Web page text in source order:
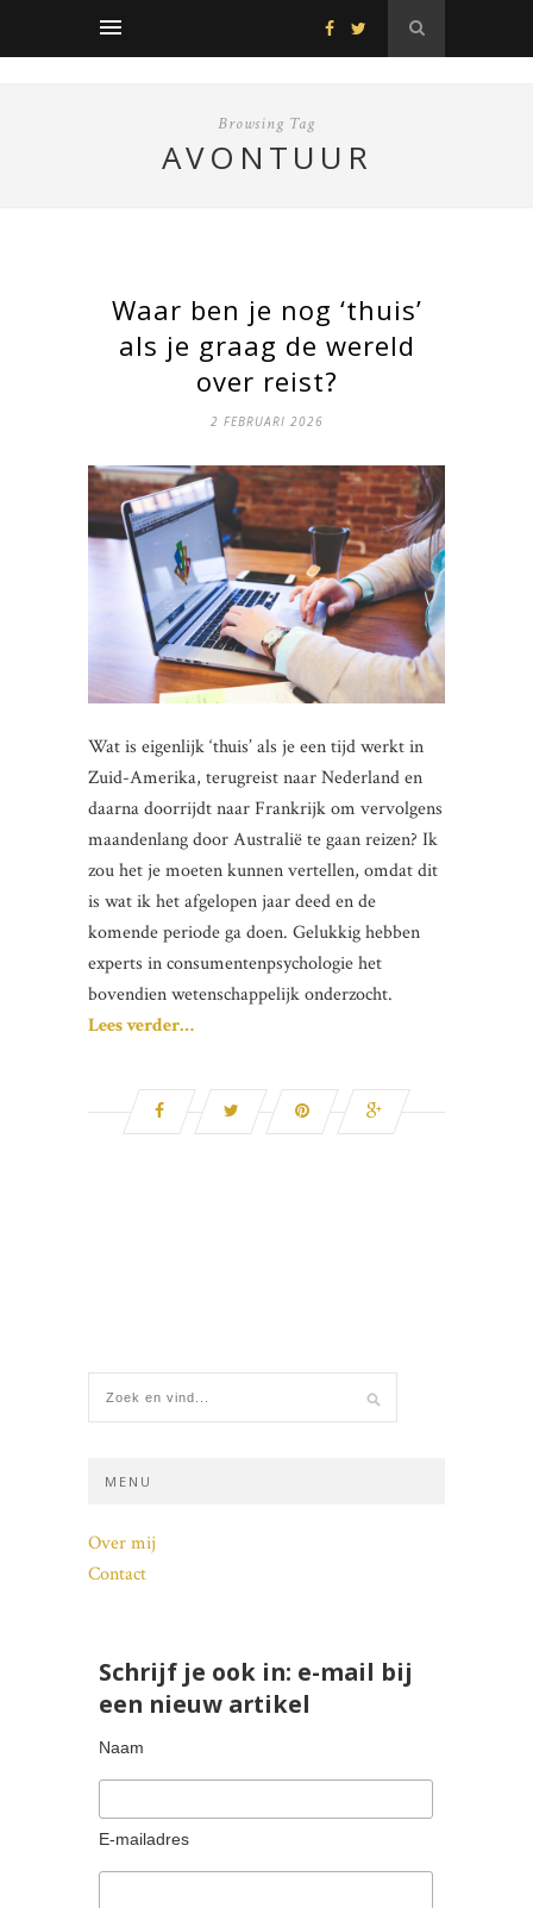
Browsing Tag
AVONTUUR
Waar ben je nog ‘thuis’
als je graag de wereld
over reist?
2 FEBRUARI 2026
Wat is eigenlijk ‘thuis’ als je een tijd werkt in
Zuid-Amerika, terugreist naar Nederland en
daarna doorrijdt naar Frankrijk om vervolgens
maandenlang door Australië te gaan reizen? Ik
zou het je moeten kunnen vertellen, omdat dit
is wat ik het afgelopen jaar deed en de
komende periode ga doen. Gelukkig hebben
experts in consumentenpsychologie het
bovendien wetenschappelijk onderzocht.
Lees verder…
MENU
Over mij
Contact
Schrijf je ook in: e-mail bij
een nieuw artikel
Naam
E-mailadres